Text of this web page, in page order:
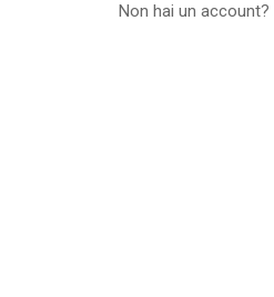
Non hai un account?